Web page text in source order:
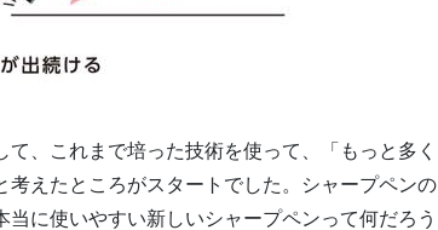
、これまで培った技術を使って、「もっと多く
えたところがスタートでした。シャープペンの
に使いやすい新しいシャープペンって何だろう